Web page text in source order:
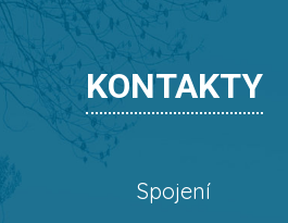
KONTAKTY
Spojení